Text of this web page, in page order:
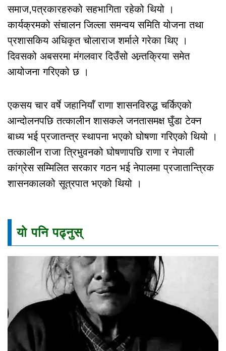
समाज,पत्रकारहरुको सहभागिता रहेको थियो ।
कार्यक्रमको संचालन जिल्ला समन्वय समिति योजना तथा
प्रशासकिय अधिकृत चोलाराज शर्माले गरेका थिए ।
दिवसको अबसरमा मंगलवार दिउँसो अन्र्तक्रिया समेत
आयोजना गरिएको छ ।
एकसय चार वर्षे जहानियाँ राणा शासनविरुद्ध चर्किएको
आन्दोलनपछि तत्कालीन शासकले जनतासमक्ष घुँडा टेक्न
बाध्य भई प्रजातन्त्र स्थापना भएको घोषणा गरिएको थियो ।
तत्कालीन राजा त्रिभुवनको घोषणापछि राणा र नेपाली
कांग्रेस सम्मिलित सरकार गठन भई नेपालमा प्रजातान्त्रिक
शासनकालको सूत्रपात भएको थियो ।
यो पनि पढ्नुस्